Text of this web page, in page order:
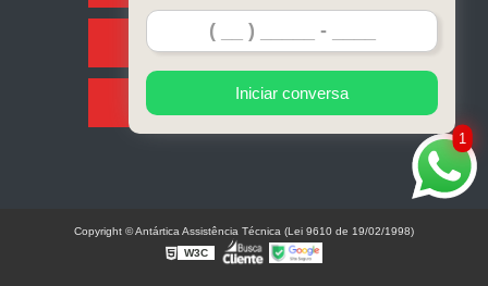
Contato
Mapa do site
1
Iniciar conversa
Copyright © Antártica Assistência Técnica (Lei 9610 de 19/02/1998)
W3C